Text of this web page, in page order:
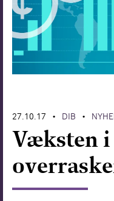
International
Arbejdsmiljø
Arbejdsmarkedet
Europapolitik
Forskning
27.10.17 • DIB •
Væksten